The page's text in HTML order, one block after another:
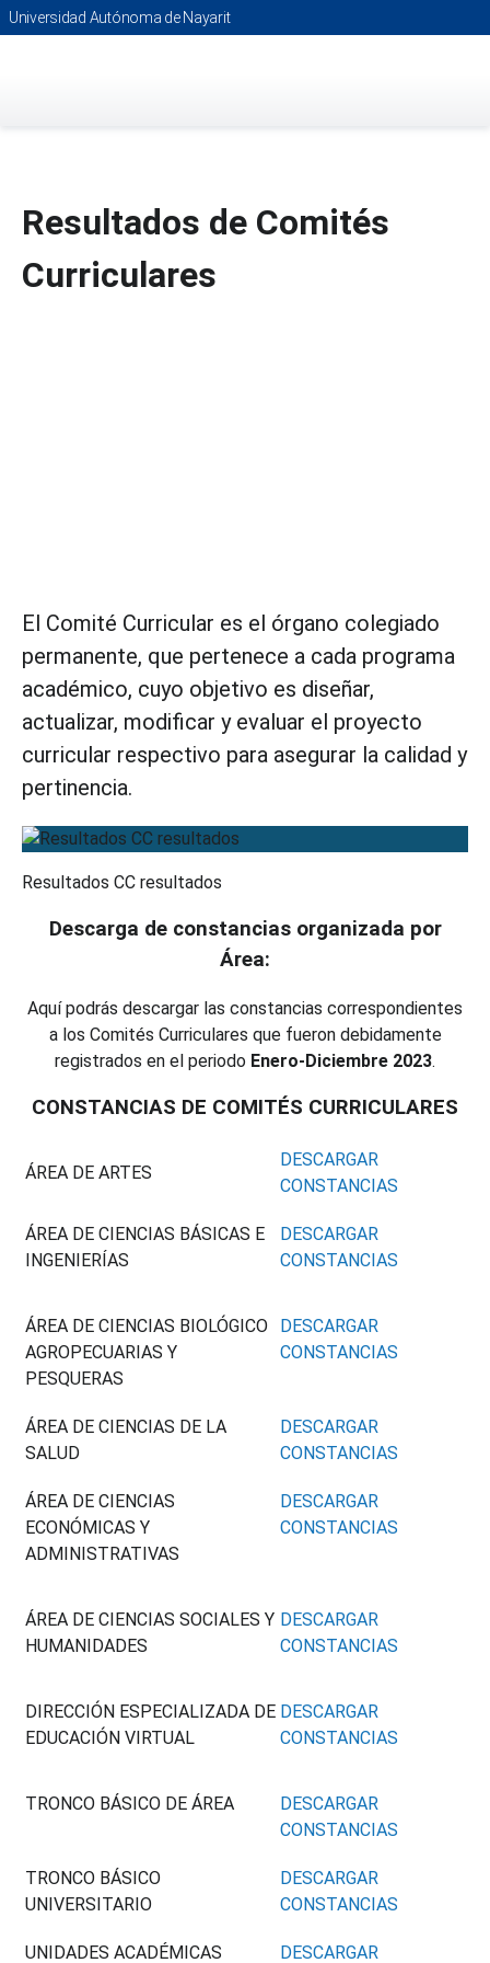
Saltar
al
Universidad Autónoma de Nayarit
Resultados de Comités
Curriculares
El Comité Curricular es el órgano colegiado
permanente, que pertenece a cada programa
académico, cuyo objetivo es diseñar,
actualizar, modificar y evaluar el proyecto
curricular respectivo para asegurar la calidad y
pertinencia.
Resultados CC resultados
Descarga de constancias organizada por
Área:
Aquí podrás descargar las constancias correspondientes
a los Comités Curriculares que fueron debidamente
registrados en el periodo Enero-Diciembre 2023.
CONSTANCIAS DE COMITÉS CURRICULARES
ÁREA DE ARTES
DESCARGAR
CONSTANCIAS
ÁREA DE CIENCIAS BÁSICAS E
INGENIERÍAS
DESCARGAR
CONSTANCIAS
ÁREA DE CIENCIAS BIOLÓGICO
AGROPECUARIAS Y
PESQUERAS
DESCARGAR
CONSTANCIAS
ÁREA DE CIENCIAS DE LA
SALUD
DESCARGAR
CONSTANCIAS
ÁREA DE CIENCIAS
ECONÓMICAS Y
ADMINISTRATIVAS
DESCARGAR
CONSTANCIAS
ÁREA DE CIENCIAS SOCIALES Y
HUMANIDADES
DESCARGAR
CONSTANCIAS
DIRECCIÓN ESPECIALIZADA DE
EDUCACIÓN VIRTUAL
DESCARGAR
CONSTANCIAS
TRONCO BÁSICO DE ÁREA
DESCARGAR
CONSTANCIAS
TRONCO BÁSICO
UNIVERSITARIO
DESCARGAR
CONSTANCIAS
UNIDADES ACADÉMICAS DESCARGAR